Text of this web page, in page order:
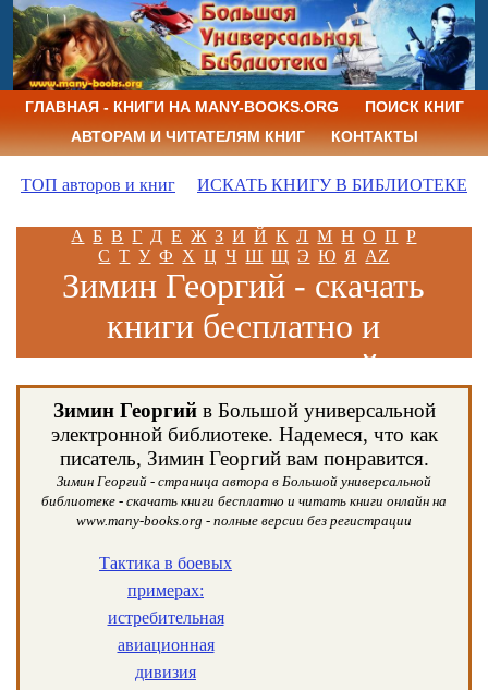
ГЛАВНАЯ - КНИГИ НА MANY-BOOKS.ORG
ПОИСК КНИГ
АВТОРАМ И ЧИТАТЕЛЯМ КНИГ
КОНТАКТЫ
ТОП авторов и книг ИСКАТЬ КНИГУ В БИБЛИОТЕКЕ
А Б В Г Д Е Ж З И Й К Л М Н О П Р
С Т У Ф Х Ц Ч Ш Щ Э Ю Я AZ
Зимин Георгий - скачать
книги бесплатно и
читать книги онлайн
Зимин Георгийв Большой универсальной
электронной библиотеке. Надемеся, что как
писатель, Зимин Георгий вам понравится.
Зимин Георгий - страница автора в Большой универсальной
библиотеке - скачать книги бесплатно и читать книги онлайн на
www.many-books.org - полные версии без регистрации
Тактика в боевых
примерах:
истребительная
авиационная
дивизия